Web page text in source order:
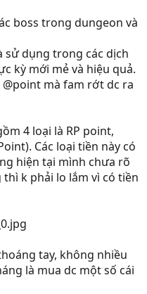
boss trong dungeon và
sử dụng trong các dịch
kỳ mới mẻ và hiệu quả.
mà fam rớt dc ra
4 loại là RP point,
Các loại tiền này có
hiện tại mình chưa rõ
k phải lo lắm vì có tiền
tay, không nhiều
là mua dc một số cái